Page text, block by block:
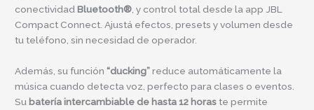
conectividadBluetooth® , y control total desde la app JBL
Compact Connect. Ajustá efectos, presets y volumen desde
tu teléfono, sin necesidad de operador.
Además, su función“ducking”reduce automáticamente la
música cuando detecta voz, perfecto para clases o eventos.
Su batería intercambiable de hasta 12 horas te permite